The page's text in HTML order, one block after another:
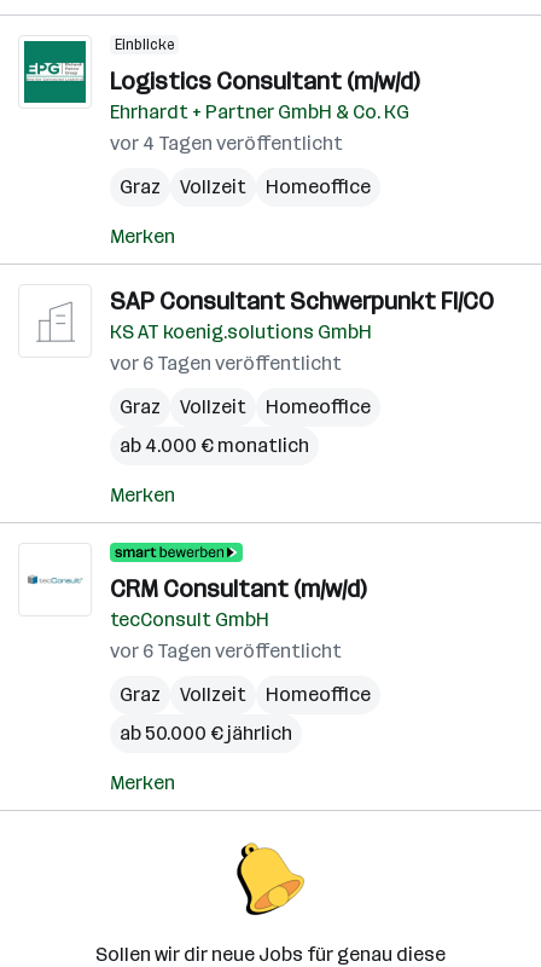
Einblicke
Logistics Consultant (m/w/d)
Ehrhardt + Partner GmbH & Co. KG
vor 4 Tagen veröffentlicht
Graz
Vollzeit Homeoffice
Merken
SAP Consultant Schwerpunkt FI/CO
KS AT koenig.solutions GmbH
vor 6 Tagen veröffentlicht
Graz
Vollzeit
Homeoffice
ab 4.000 € monatlich
Merken
CRM Consultant (m/w/d)
tecConsult GmbH
vor 6 Tagen veröffentlicht
Graz
Vollzeit
Homeoffice
ab 50.000 € jährlich
Merken
Sollen wir dir neue Jobs für genau diese